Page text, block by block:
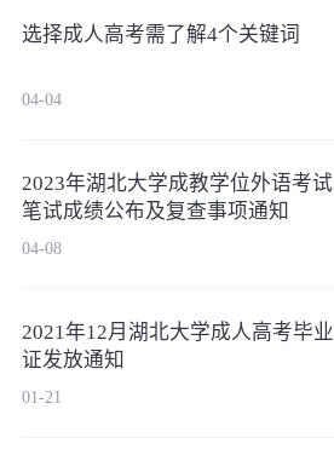
选择成人高考需了解4个关键词
04-04
2023年湖北大学成教学位外语考试
笔试成绩公布及复查事项通知
04-08
2021年12月湖北大学成人高考毕业
证发放通知
01-21